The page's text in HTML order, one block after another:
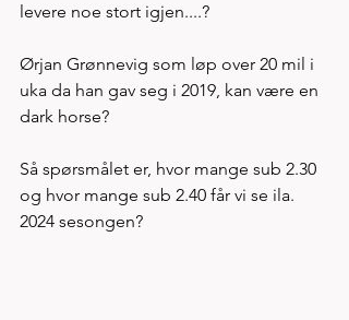
levere noe stort igjen....?
Ørjan Grønnevig som løp over 20 mil i
uka da han gav seg i 2019, kan være en
dark horse?
Så spørsmålet er, hvor mange sub 2.30
og hvor mange sub 2.40 får vi se ila.
2024 sesongen?